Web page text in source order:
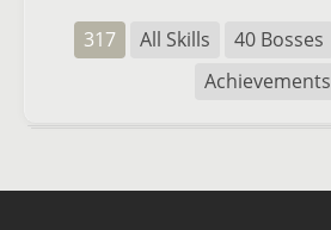
317 All Skills 40 Bosses
Achievements